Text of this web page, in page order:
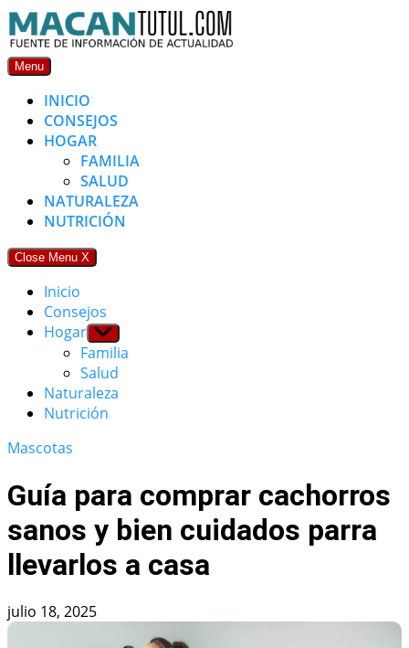
Skip
to
content
Menu
INICIO
CONSEJOS
HOGAR
FAMILIA
SALUD
NATURALEZA
NUTRICIÓN
Close Menu X
Inicio
Consejos
Hogar Show
sub
menu
Familia
Salud
Naturaleza
Nutrición
Mascotas
Guía para comprar cachorros
sanos y bien cuidados parra
llevarlos a casa
julio 18, 2025